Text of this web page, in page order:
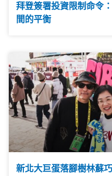
拜登簽署投資限制命令
間的平衡
新北大巨蛋落腳樹林蘇